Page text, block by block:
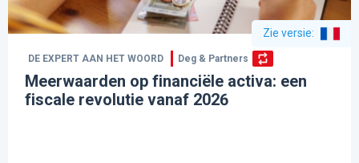
Zie versie:
DE EXPERT AAN HET WOORD Deg & Partners
Meerwaarden op financiële activa: een
fiscale revolutie vanaf 2026